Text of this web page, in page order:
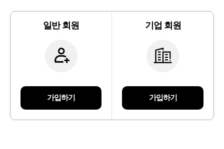
일반 회원
가입하기
기업 회원
가입하기